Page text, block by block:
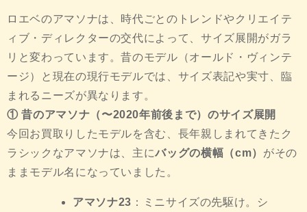
ロエベのアマソナは、時代ごとのトレンドやクリエイテ
ィブ・ディレクターの交代によって、サイズ展開がガラ
リと変わっています。昔のモデル（オールド・ヴィンテ
ージ）と現在の現行モデルでは、サイズ表記や実寸、臨
まれるニーズが異なります。
① 昔のアマソナ（〜2020年前後まで）のサイズ展開
今回お買取りしたモデルを含む、長年親しまれてきたク
ラシックなアマソナは、主にバッグの横幅（cm） がその
ままモデル名になっていました。
アマソナ23 ：ミニサイズの先駆け。シ